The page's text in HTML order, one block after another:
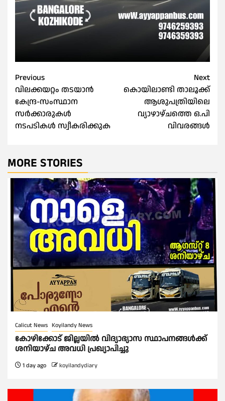
Post
navigation
Previous
വിലക്കയറ്റം തടയാൻ
കേന്ദ്ര-സംസ്ഥാന
സർക്കാരുകൾ
നടപടികൾ സ്വീകരിക്കുക
Next
കൊയിലാണ്ടി താലൂക്ക്
ആശുപത്രിയിലെ
വ്യാഴാഴ്ചത്തെ ഒ.പി
വിവരങ്ങൾ
MORE STORIES
Calicut News Koyilandy News
കോഴിക്കോട് ജില്ലയിൽ വിദ്യാഭ്യാസ സ്ഥാപനങ്ങൾക്ക്
ശനിയാഴ്ച അവധി പ്രഖ്യാപിച്ചു
1 day ago koyilandydiary